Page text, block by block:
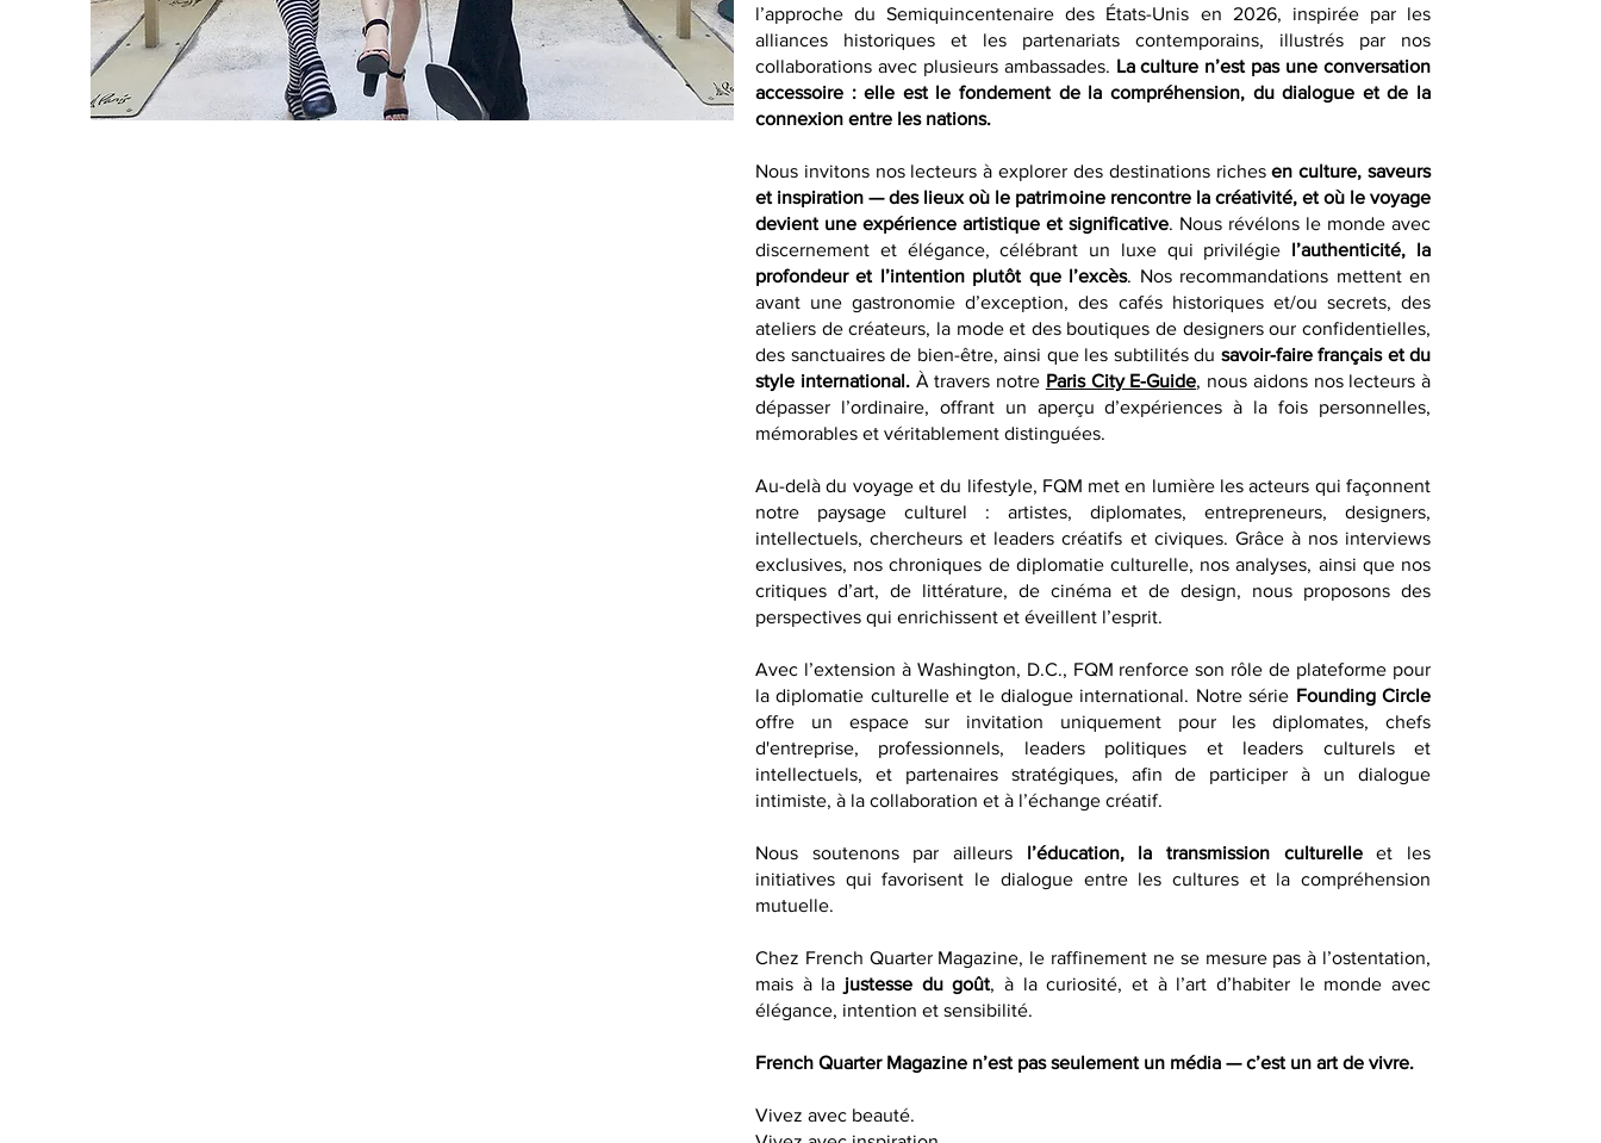
l’approche du Semiquincentenaire des États-Unis en 2026, inspirée par les
alliances historiques et les partenariats contemporains, illustrés par nos
collaborations avec plusieurs ambassades. La culture n’est pas une conversation
accessoire : elle est le fondement de la compréhension, du dialogue et de la
connexion entre les nations.
Nous invitons nos lecteurs à explorer des destinations richesen culture, saveurs
et inspiration — des lieux où le patrimoine rencontre la créativité, et où le voyage
devient une expérience artistique et significative. Nous révélons le monde avec
discernement et élégance, célébrant un luxe qui privilégie l’authenticité, la
profondeur et l’intention plutôt que l’excès. Nos recommandations mettent en
avant une gastronomie d’exception, des cafés historiques et/ou secrets, des
ateliers de créateurs, la mode et des boutiques de designers our confidentielles,
des sanctuaires de bien-être, ainsi que les subtilités du savoir-faire français et du
style international.À travers notre Paris City E-Guide, nous aidons nos lecteurs à
dépasser l’ordinaire, offrant un aperçu d’expériences à la fois personnelles,
mémorables et véritablement distinguées.
Au-delà du voyage et du lifestyle, FQM met en lumière les acteurs qui façonnent
notre paysage culturel : artistes, diplomates, entrepreneurs, designers,
intellectuels, chercheurs et leaders créatifs et civiques. Grâce à nos interviews
exclusives, nos chroniques de diplomatie culturelle, nos analyses, ainsi que nos
critiques d’art, de littérature, de cinéma et de design, nous proposons des
perspectives qui enrichissent et éveillent l’esprit.
Avec l’extension à Washington, D.C., FQM renforce son rôle de plateforme pour
la diplomatie culturelle et le dialogue international. Notre série Founding Circle
offre un espace sur invitation uniquement pour les diplomates, chefs
d'entreprise, professionnels, leaders politiques et leaders culturels et
intellectuels, et partenaires stratégiques, afin de participer à un dialogue
intimiste, à la collaboration et à l’échange créatif.
Nous soutenons par ailleurs l’éducation, la transmission culturelleet les
initiatives qui favorisent le dialogue entre les cultures et la compréhension
mutuelle.
Chez French Quarter Magazine, le raffinement ne se mesure pas à l’ostentation,
mais à la justesse du goût, à la curiosité, et à l’art d’habiter le monde avec
élégance, intention et sensibilité.
French Quarter Magazine n’est pas seulement un média — c’est un art de vivre.
Vivez avec beauté.